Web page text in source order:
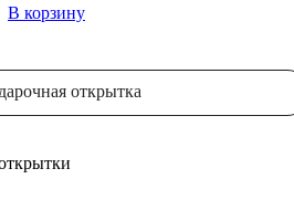
В корзину
открытка